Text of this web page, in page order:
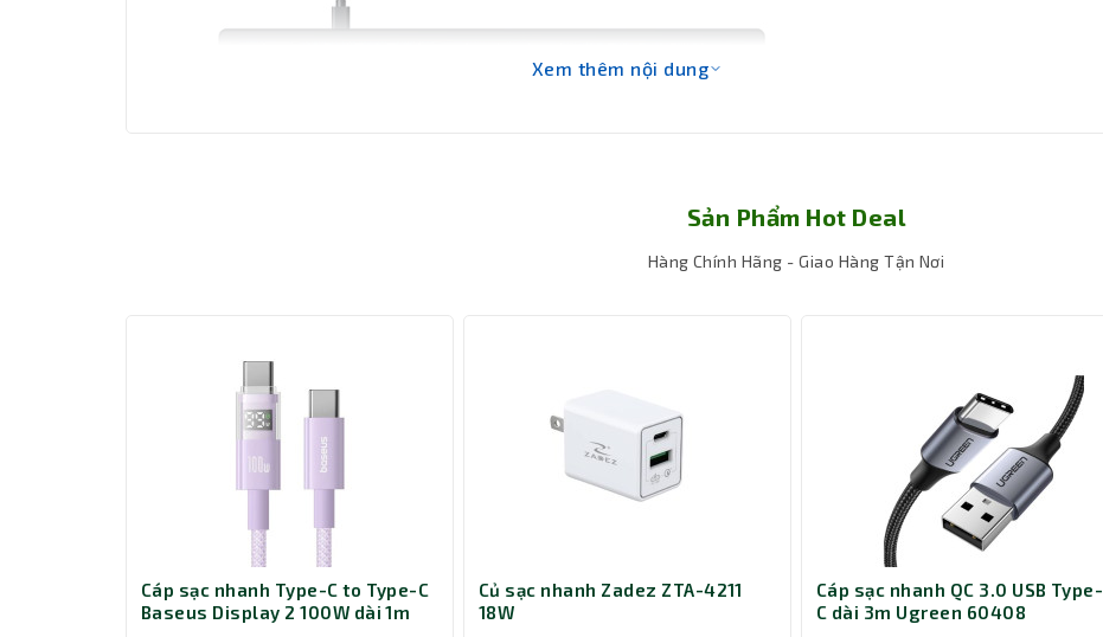
Hỗ trợ Windows và Mac OS – Đa nền tảng, không giới hạn
Dù bạn sử dụng Windows hay Mac OS, Dareu EK75 đều tương thích mượt mà, không cần cài đặt phức tạp. Điều này giúp
bạn chuyển đổi thiết bị dễ dàng – từ PC gaming đến laptop làm việc – mà vẫn giữ nguyên trải nghiệm gõ liền mạch và
chuyên nghiệp.
Dream Switch độc quyền – Gõ mượt, phản hồi chuẩn
Xem thêm nội dung
Sản Phẩm Hot Deal
Hàng Chính Hãng - Giao Hàng Tận Nơi
Cáp sạc nhanh Type-C to Type-C
Baseus Display 2 100W dài 1m
Củ sạc nhanh Zadez ZTA-4211
18W
Cáp sạc nhanh QC 3.0 USB Type-
C dài 3m Ugreen 60408